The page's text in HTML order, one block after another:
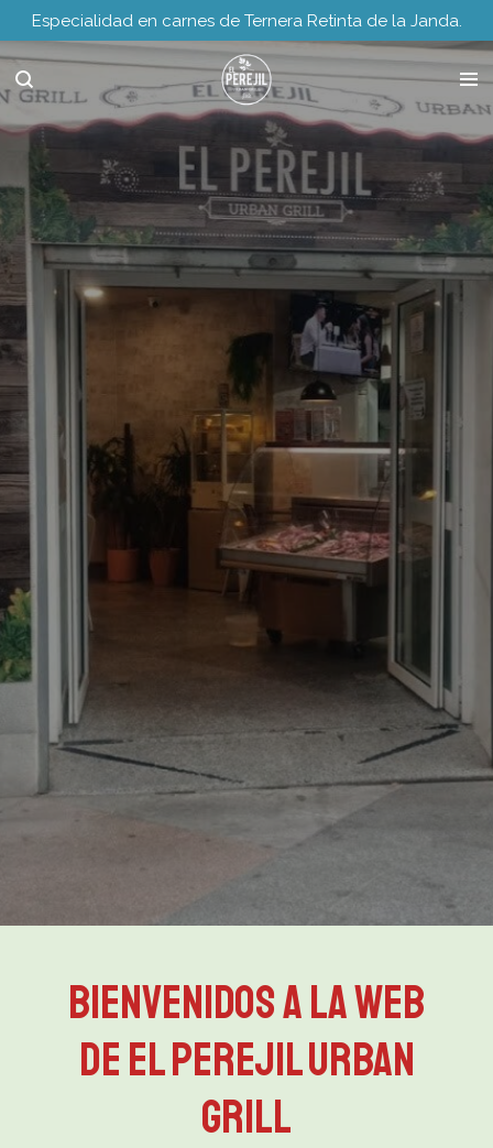
al
contenido
principal
Especialidad en carnes de Ternera Retinta de la Janda.
Bienvenidos a la web
de El Perejil Urban
Grill